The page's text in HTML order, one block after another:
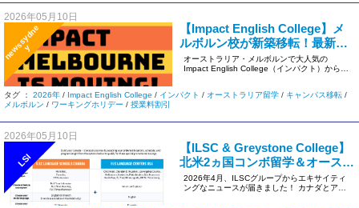
2026年05月10日
n
e
w
s
s
y
d
n
e
y
【Impact English College】メ
ルボルン校が新築移転！最新動
画と「授業料無料」の記念特典
をチェック
オーストラリア・メルボルンで大人気の
Impact English College（インパクト）から、
タグ ： 2026年 / Impact English College / インパクト / オーストラリア留学 / キャンパス移転 /
メルボルン / ワーキングホリデー / 授業料割引
2026年05月10日
LSI
【ILSC & Greystone College】
北米2ヵ国コンボ留学＆オースト
ラリア最新運用アップデート
2026年4月、ILSCグループからエキサイティ
ングなニュースが届きました！ カナダとアメ